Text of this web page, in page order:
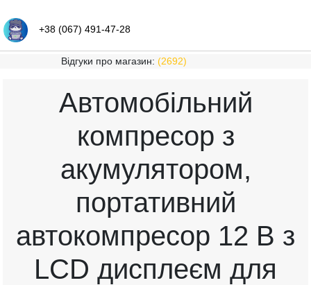
+38 (067) 491-47-28
Відгуки про магазин: (2692)
Автомобільний
компресор з
акумулятором,
портативний
автокомпресор 12 В з
LCD дисплеєм для